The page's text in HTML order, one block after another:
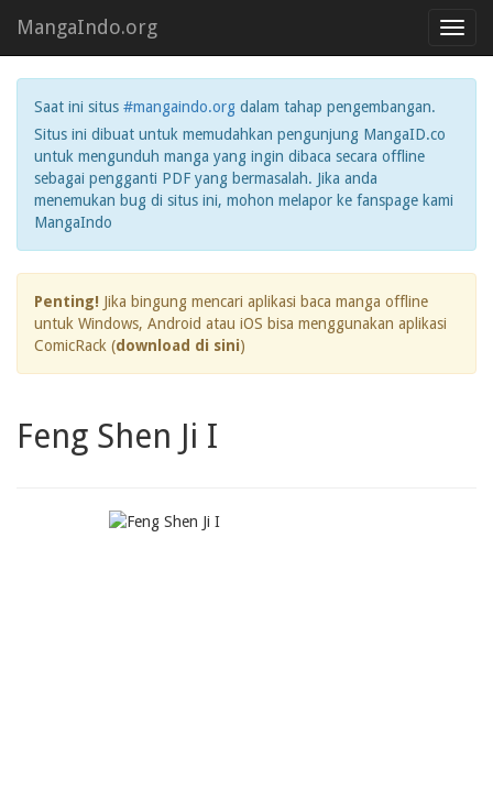
MangaIndo.org
Saat ini situs #mangaindo.org dalam tahap pengembangan.
Situs ini dibuat untuk memudahkan pengunjung MangaID.co
untuk mengunduh manga yang ingin dibaca secara offline
sebagai pengganti PDF yang bermasalah. Jika anda
menemukan bug di situs ini, mohon melapor ke fanspage kami
MangaIndo
Penting! Jika bingung mencari aplikasi baca manga offline
untuk Windows, Android atau iOS bisa menggunakan aplikasi
ComicRack (download di sini)
Feng Shen Ji I